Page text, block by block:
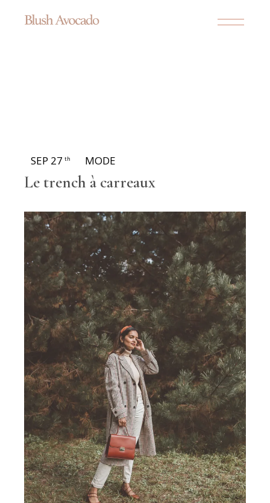
SEP 27 th MODE
Le trench à carreaux